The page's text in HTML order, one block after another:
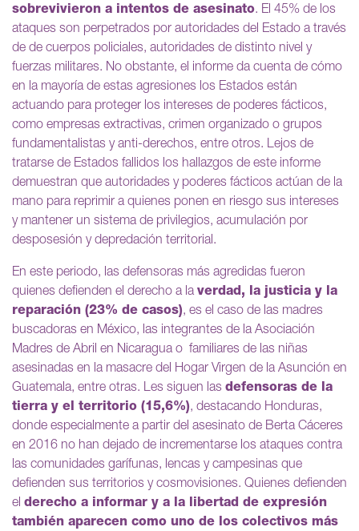
sobrevivieron a intentos de asesinato. El 45% de los
ataques son perpetrados por autoridades del Estado a través
de de cuerpos policiales, autoridades de distinto nivel y
fuerzas militares. No obstante, el informe da cuenta de cómo
en la mayoría de estas agresiones los Estados están
actuando para proteger los intereses de poderes fácticos,
como empresas extractivas, crimen organizado o grupos
fundamentalistas y anti-derechos, entre otros. Lejos de
tratarse de Estados fallidos los hallazgos de este informe
demuestran que autoridades y poderes fácticos actúan de la
mano para reprimir a quienes ponen en riesgo sus intereses
y mantener un sistema de privilegios, acumulación por
desposesión y depredación territorial.
En este periodo, las defensoras más agredidas fueron
quienes defienden el derecho a laverdad, la justicia y la
reparación (23% de casos), es el caso de las madres
buscadoras en México, las integrantes de la Asociación
Madres de Abril en Nicaragua o familiares de las niñas
asesinadas en la masacre del Hogar Virgen de la Asunción en
Guatemala, entre otras. Les siguen las defensoras de la
tierra y el territorio (15,6%), destacando Honduras,
donde especialmente a partir del asesinato de Berta Cáceres
en 2016 no han dejado de incrementarse los ataques contra
las comunidades garífunas, lencas y campesinas que
defienden sus territorios y cosmovisiones. Quienes defienden
el derecho a informar y a la libertad de expresión
también aparecen como uno de los colectivos más